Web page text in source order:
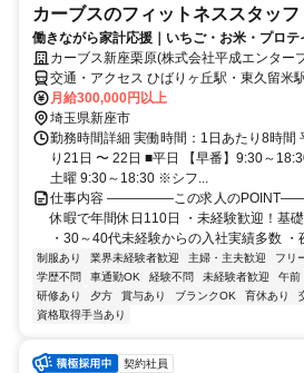
カーブスのフィットネススタッフ
働きながら家計応援｜いちご・お米・プロテ
カーブス新座栗原(株式会社平成エンター
交通・アクセス ひばりヶ丘駅・東久留米
月給300,000円以上
埼玉県新座市
勤務時間詳細 実働時間：1日あたり8時間
り21日 〜 22日 ■平日 【早番】9:30～
土曜 9:30～18:30 ※シフ...
仕事内容 ―――――この求人の
休暇で年間休日110日 ・未経験歓迎！基
・30～40代未経験からの入社実績多数 ・
制服あり 業界未経験者歓迎 主婦・主夫歓迎 フリ
学歴不問
車通勤OK 経験不問 未経験者歓迎 午前
研修あり
夕方 賞与あり ブランクOK 育休あり
資格取得手当あり
契約社員